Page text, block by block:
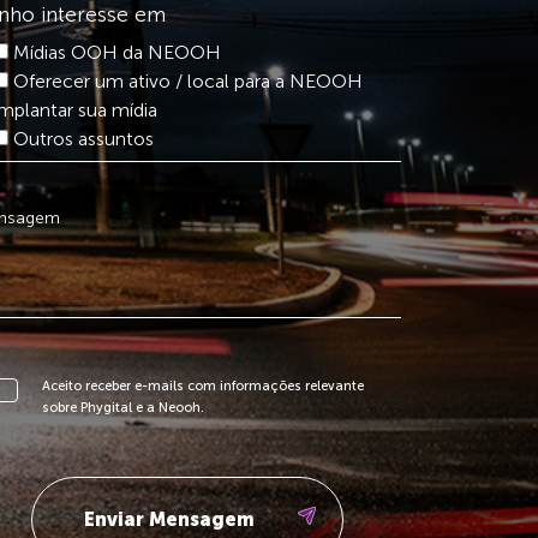
interesse em
Mídias OOH da NEOOH
Oferecer um ativo / local para a NEOOH
sua mídia
Outros assuntos
Aceito receber e-mails com informações relevante
sobre Phygital e a Neooh.